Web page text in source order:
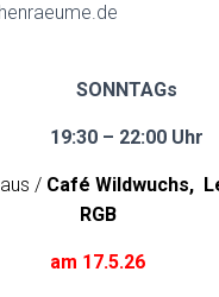
SONNTAGs
19:30 – 22:00 Uhr
/ Café Wildwuchs,
RGB
am 17.5.26